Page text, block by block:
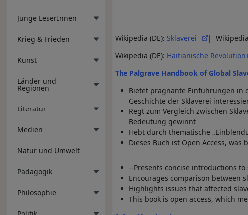
Junge LeserInnen
Krieg & Frieden
Kunst
Länder und
Regionen
Literatur
Medien
Natur und Umwelt
Pädagogik
Philosophie
Wikipedia (DE): Sklaverei | Wikipedia
Wikipedia (DE): Haitianische Revolution
The Palgrave Handbook of Global
Bietet prägnante Einführungen in
Geschichte der Sklaverei
Regt zum Vergleich zwischen
Bedeutung gewinnt
Hebt durch thematische
Dieses Buch ist Open Access,
--Presents concise introductions
Encourages comparison between
Highlights issues that affected
This book is open access, which